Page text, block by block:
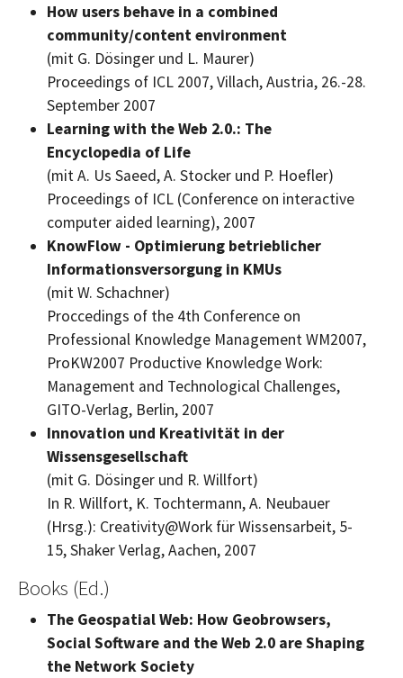
How users behave in a combined
community/content environment
(mit G. Dösinger und L. Maurer)
Proceedings of ICL 2007, Villach, Austria, 26.-28.
September 2007
Learning with the Web 2.0.: The
Encyclopedia of Life
(mit A. Us Saeed, A. Stocker und P. Hoefler)
Proceedings of ICL (Conference on interactive
computer aided learning), 2007
KnowFlow - Optimierung betrieblicher
Informationsversorgung in KMUs
(mit W. Schachner)
Proccedings of the 4th Conference on
Professional Knowledge Management WM2007,
ProKW2007 Productive Knowledge Work:
Management and Technological Challenges,
GITO-Verlag, Berlin, 2007
Innovation und Kreativität in der
Wissensgesellschaft
(mit G. Dösinger und R. Willfort)
In R. Willfort, K. Tochtermann, A. Neubauer
(Hrsg.): Creativity@Work für Wissensarbeit, 5-
15, Shaker Verlag, Aachen, 2007
Books (Ed.)
The Geospatial Web: How Geobrowsers,
Social Software and the Web 2.0 are Shaping
the Network Society